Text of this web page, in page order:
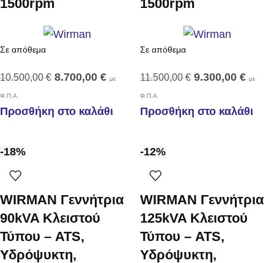
1500rpm
Σε απόθεμα
10.500,00€ 8.700,00 € με
Φ.Π.Α.
Προσθήκη στο καλάθι
1500rpm
Σε απόθεμα
11.500,00€ 9.300,00 € με
Φ.Π.Α.
Προσθήκη στο καλάθι
-18%
WIRMAN Γεννήτρια
90kVA Κλειστού
Τύπου – ATS,
Υδρόψυκτη,
-12%
WIRMAN Γεννήτρια
125kVA Κλειστού
Τύπου – ATS,
Υδρόψυκτη,